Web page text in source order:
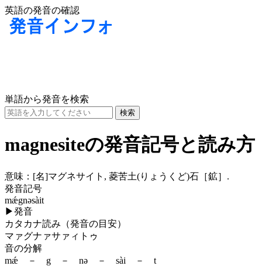
英語の発音の確認
単語から発音を検索
magnesiteの発音記号と読み方
意味： [名]マグネサイト, 菱苦土(りょうくど)石［鉱］.
発音記号
mǽgnəsàit
▶発音
カタカナ読み（発音の目安）
マァグナァサァィトゥ
音の分解
mǽ － g － nə － sài － t